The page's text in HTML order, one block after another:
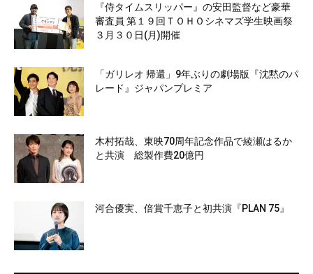
『侍タイムスリッパー』の安田監督など豪華
審査員 第１９回ＴＯＨＯシネマズ学生映画祭
３月３０日(月)開催
「ガリレオ 帰還」9年ぶりの劇場版『沈黙のパ
レード』ジャパンプレミア
木村拓哉、東映70周年記念作品で綾瀬はるか
と共演 総製作費20億円
河合優実、倍賞千恵子と初共演『PLAN 75』